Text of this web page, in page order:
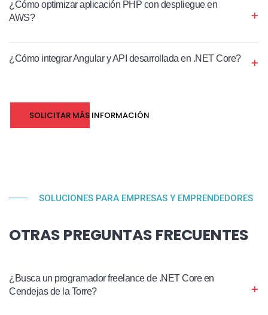
¿Cómo optimizar aplicación PHP con despliegue en
AWS?
¿Cómo integrar Angular y API desarrollada en .NET Core?
SOLICITAR MÁS INFORMACIÓN
SOLUCIONES PARA EMPRESAS Y EMPRENDEDORES
OTRAS PREGUNTAS FRECUENTES
¿Busca un programador freelance de .NET Core en
Cendejas de la Torre?